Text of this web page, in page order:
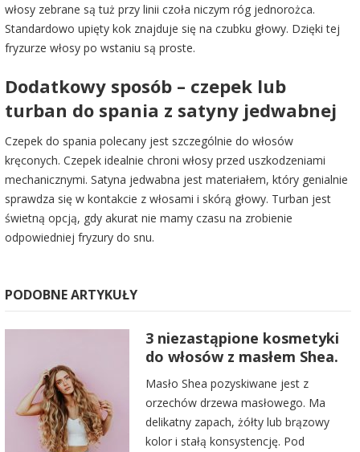
włosy zebrane są tuż przy linii czoła niczym róg jednorożca.
Standardowo upięty kok znajduje się na czubku głowy. Dzięki tej
fryzurze włosy po wstaniu są proste.
Dodatkowy sposób – czepek lub
turban do spania z satyny jedwabnej
Czepek do spania polecany jest szczególnie do włosów
kręconych. Czepek idealnie chroni włosy przed uszkodzeniami
mechanicznymi. Satyna jedwabna jest materiałem, który genialnie
sprawdza się w kontakcie z włosami i skórą głowy. Turban jest
świetną opcją, gdy akurat nie mamy czasu na zrobienie
odpowiedniej fryzury do snu.
PODOBNE ARTYKUŁY
3 niezastąpione kosmetyki
do włosów z masłem Shea.
Masło Shea pozyskiwane jest z
orzechów drzewa masłowego. Ma
delikatny zapach, żółty lub brązowy
kolor i stałą konsystencję. Pod